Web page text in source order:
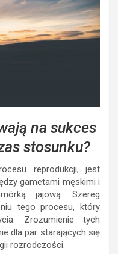
na sukces
stosunku?
reprodukcji, jest
gametami męskimi i
jajową. Szereg
tego procesu, który
Zrozumienie tych
dla par starających się
rozrodczości.